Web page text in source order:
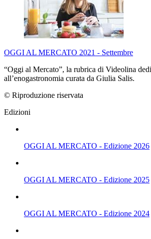
OGGI AL MERCATO 2021 - Settembre
“Oggi al Mercato”, la rubrica di Videolina
all’enogastronomia curata da Giulia Salis.
© Riproduzione riservata
Edizioni
OGGI AL MERCATO - Edizione 2026
OGGI AL MERCATO - Edizione 2025
OGGI AL MERCATO - Edizione 2024